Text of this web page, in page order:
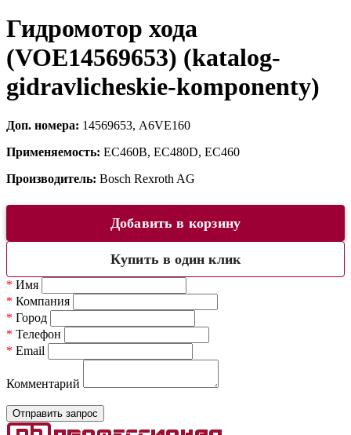
Гидромотор хода
(VOE14569653) (katalog-
gidravlicheskie-komponenty)
Доп. номера: 14569653, A6VE160
Применяемость: EC460B, EC480D, EC460
Производитель: Bosch Rexroth AG
Добавить в корзину
Купить в один клик
* Имя
* Компания
* Город
* Телефон
* Email
Комментарий